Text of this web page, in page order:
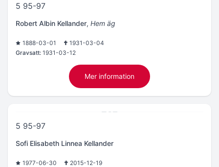
5 95-97
Robert Albin Kellander, Hem äg
1888-03-01
1931-03-04
Gravsatt: 1931-03-12
Mer information
5 95-97
Sofi Elisabeth Linnea Kellander
1977-06-30
2015-12-19